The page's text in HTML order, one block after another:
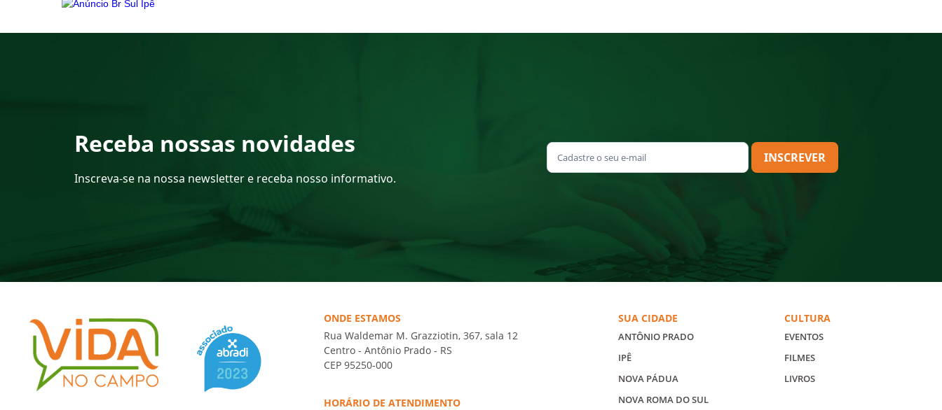
Receba nossas novidades
Inscreva-se na nossa newsletter e receba nosso informativo.
INSCREVER
ONDE ESTAMOS
Rua Waldemar M. Grazziotin, 367, sala 12
Centro - Antônio Prado - RS
CEP 95250-000
HORÁRIO DE ATENDIMENTO
SUA CIDADE
ANTÔNIO PRADO
IPÊ
NOVA PÁDUA
NOVA ROMA DO SUL
CULTURA
EVENTOS
FILMES
LIVROS